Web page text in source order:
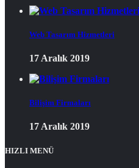
Web Tasarım Hizmetleri
17 Aralık 2019
Bilişim Firmaları
17 Aralık 2019
HIZLI MENÜ